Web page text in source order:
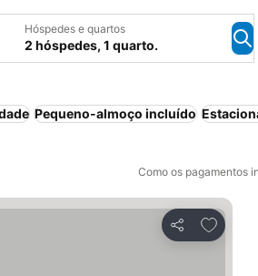
Hóspedes e quartos
2 hóspedes, 1 quarto.
Pequeno-almoço incluído
Como os pagamentos
Partilhar